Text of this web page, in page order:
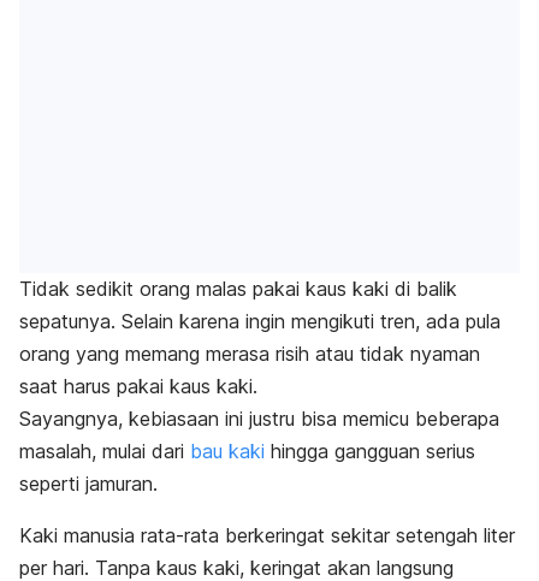
Tidak sedikit orang malas pakai kaus kaki di balik
sepatunya. Selain karena ingin mengikuti tren, ada pula
orang yang memang merasa risih atau tidak nyaman
saat harus pakai kaus kaki.
Sayangnya, kebiasaan ini justru bisa memicu beberapa
masalah, mulai dari bau kaki hingga gangguan serius
seperti jamuran.
Kaki manusia rata-rata berkeringat sekitar setengah liter
per hari. Tanpa kaus kaki, keringat akan langsung